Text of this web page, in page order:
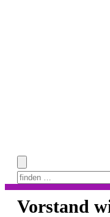
Skip
content
Vorstand